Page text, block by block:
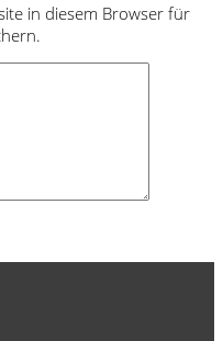
in diesem Browser für